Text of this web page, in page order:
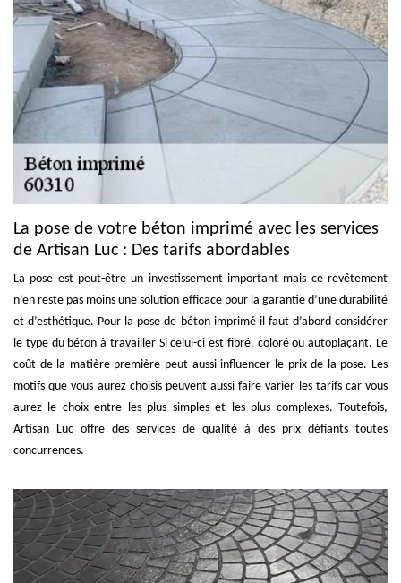
La pose de votre béton imprimé avec les services
de Artisan Luc : Des tarifs abordables
La pose est peut-être un investissement important mais ce revêtement
n’en reste pas moins une solution efficace pour la garantie d’une durabilité
et d’esthétique. Pour la pose de béton imprimé il faut d’abord considérer
le type du béton à travailler Si celui-ci est fibré, coloré ou autoplaçant. Le
coût de la matière première peut aussi influencer le prix de la pose. Les
motifs que vous aurez choisis peuvent aussi faire varier les tarifs car vous
aurez le choix entre les plus simples et les plus complexes. Toutefois,
Artisan Luc offre des services de qualité à des prix défiants toutes
concurrences.